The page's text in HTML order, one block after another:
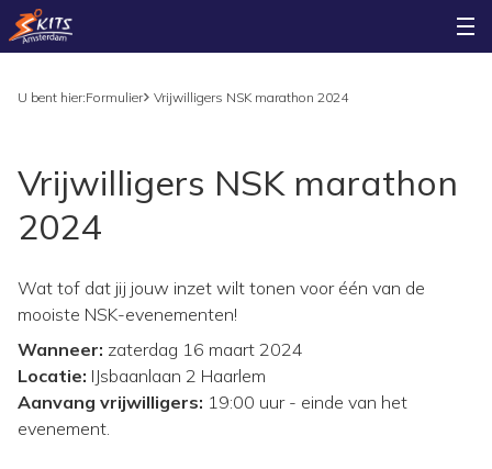
U bent hier:Formulier Vrijwilligers NSK marathon 2024
Vrijwilligers NSK marathon
2024
Wat tof dat jij jouw inzet wilt tonen voor één van de
mooiste NSK-evenementen!
Wanneer: zaterdag 16 maart 2024
Locatie: IJsbaanlaan 2 Haarlem
Aanvang vrijwilligers: 19:00 uur - einde van het
evenement.